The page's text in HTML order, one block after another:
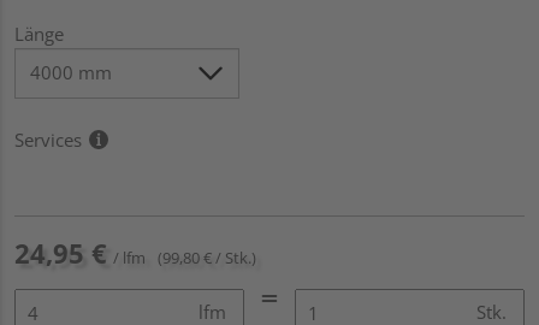
Länge
Services
24,95 € / lfm (99,80 € / Stk.)
lfm Stk.